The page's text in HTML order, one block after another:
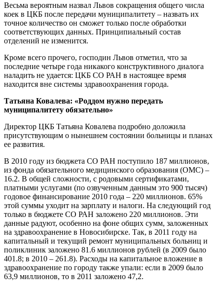
Весьма вероятным назвал Львов сокращения общего числа
коек в ЦКБ после передачи муниципалитету – назвать их
точное количество он сможет только после обработки
соответствующих данных. Принципиальный состав
отделений не изменится.
Кроме всего прочего, господин Львов отметил, что за
последние четыре года никакого конструктивного диалога
наладить не удается: ЦКБ СО РАН в настоящее время
находится вне системы здравоохранения города.
Татьяна Ковалева: «Роддом нужно передать
муниципалитету обязательно»
Директор ЦКБ Татьяна Ковалева подробно доложила
присутствующим о нынешнем состоянии больницы и планах
ее развития.
В 2010 году из бюджета СО РАН поступило 187 миллионов,
из фонда обязательного медицинского образования (ОМС) –
16.2. В общей сложности, с родовыми сертификатами,
платными услугами (по озвученным данным это 900 тысяч)
годовое финансирование 2010 года – 220 миллионов. 65%
этой суммы уходит на зарплату и налоги. На следующий год
только в бюджете СО РАН заложено 220 миллионов. Эти
данные радуют, особенно на фоне общих сумм, заложенных
на здравоохранение в Новосибирске. Так, в 2011 году на
капитальный и текущий ремонт муниципальных больниц и
поликлиник заложено 81.6 миллионов рублей (в 2009 было
401.8; в 2010 – 261.8). Расходы на капитальное вложение в
здравоохранение по городу также упали: если в 2009 было
63,9 миллионов, то в 2011 заложено 47,2.